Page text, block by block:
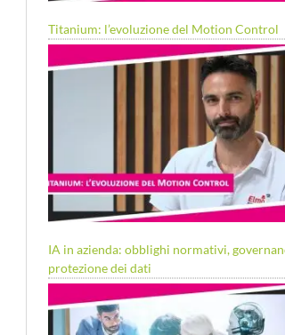
Titanium: l’evoluzione del Motion Control
IA in azienda: obblighi normativi,
protezione dei dati